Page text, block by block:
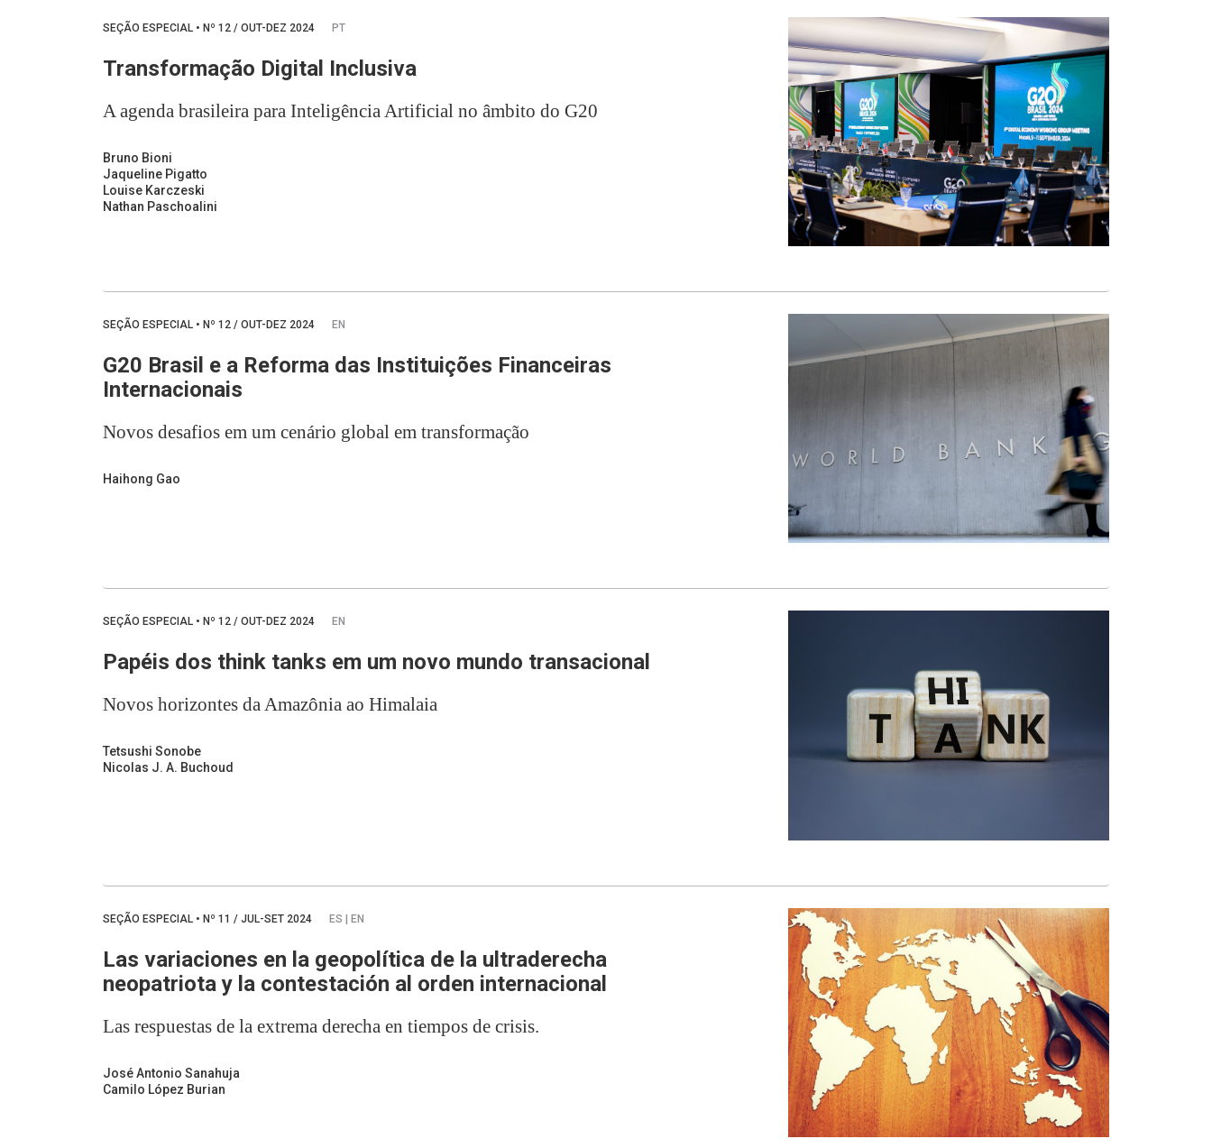
SEÇÃO ESPECIAL • Nº 12 / OUT-DEZ 2024 PT
Transformação Digital Inclusiva
A agenda brasileira para Inteligência Artificial no âmbito do G20
Bruno Bioni
Jaqueline Pigatto
Louise Karczeski
Nathan Paschoalini
SEÇÃO ESPECIAL • Nº 12 / OUT-DEZ 2024 EN
G20 Brasil e a Reforma das Instituições Financeiras
Internacionais
Novos desafios em um cenário global em transformação
Haihong Gao
SEÇÃO ESPECIAL • Nº 12 / OUT-DEZ 2024 EN
Papéis dos think tanks em um novo mundo transacional
Novos horizontes da Amazônia ao Himalaia
Tetsushi Sonobe
Nicolas J. A. Buchoud
SEÇÃO ESPECIAL • Nº 11 / JUL-SET 2024 ES | EN
Las variaciones en la geopolítica de la ultraderecha
neopatriota y la contestación al orden internacional
Las respuestas de la extrema derecha en tiempos de crisis.
José Antonio Sanahuja
Camilo López Burian